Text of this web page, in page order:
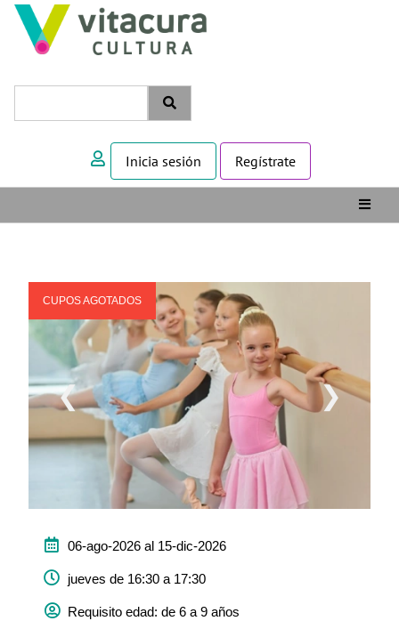
Inicia sesión Regístrate
CUPOS AGOTADOS
❮ ❯
06-ago-2026 al 15-dic-2026
jueves de 16:30 a 17:30
Requisito edad: de 6 a 9 años